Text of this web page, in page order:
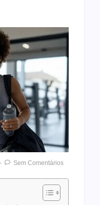
Sem Comentários